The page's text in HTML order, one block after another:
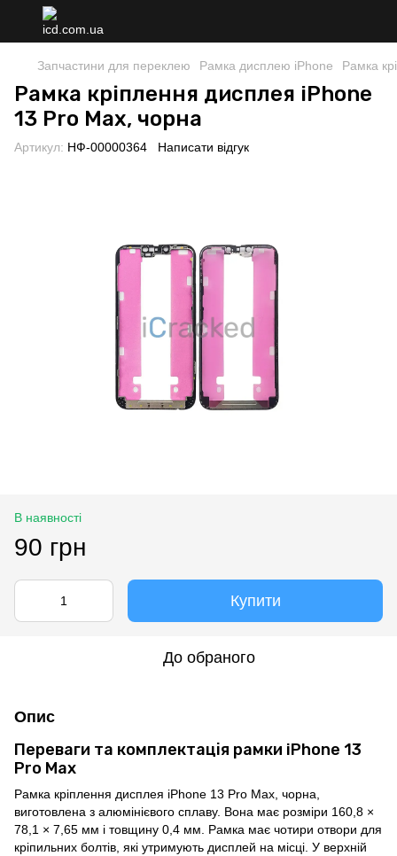
Запчастини для переклею Рамка дисплею iPhone Рамка
Рамка кріплення дисплея iPhone
13 Pro Max, чорна
Артикул: НФ-00000364 Написати відгук
В наявності
90 грн
Купити
До обраного
Опис
Переваги та комплектація рамки iPhone 13
Pro Max
Рамка кріплення дисплея iPhone 13 Pro Max, чорна,
виготовлена з алюмінієвого сплаву. Вона має розміри 160,8 ×
78,1 × 7,65 мм і товщину 0,4 мм. Рамка має чотири отвори для
кріпильних болтів, які утримують дисплей на місці. У верхній